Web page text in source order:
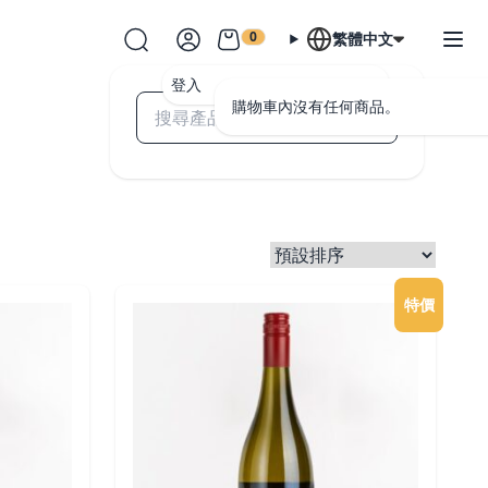
登入
0
購物車內沒有任何商品。
繁體中文
特價